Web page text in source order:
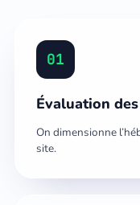
01
Évaluation
On dimensionne
site.